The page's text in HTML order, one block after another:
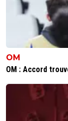
OM
OM : Accord